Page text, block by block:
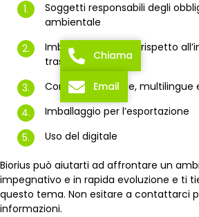
Soggetti responsabili degli
ambientale
Imballaggio neutro, rispetto
trasporto
Confezioni piccole, multilingue
Imballaggio per l’esportazione
Uso del digitale
Biorius può aiutarti ad affrontare un
impegnativo e in rapida evoluzione e ti
questo tema. Non esitare a contattarci
informazioni.
Chiama
Email